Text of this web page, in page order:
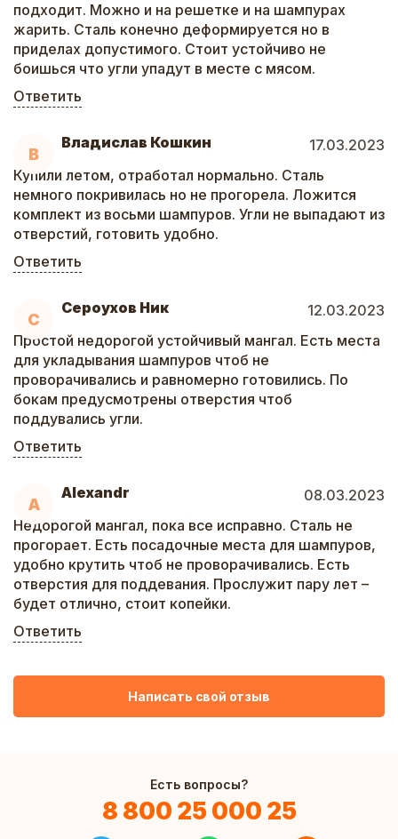
подходит. Можно и на решетке и на шампурах
жарить. Сталь конечно деформируется но в
приделах допустимого. Стоит устойчиво не
боишься что угли упадут в месте с мясом.
Ответить
В
Владислав Кошкин
17.03.2023
Купили летом, отработал нормально. Сталь
немного покривилась но не прогорела. Ложится
комплект из восьми шампуров. Угли не выпадают из
отверстий, готовить удобно.
Ответить
С
Сероухов Ник
12.03.2023
Простой недорогой устойчивый мангал. Есть места
для укладывания шампуров чтоб не
проворачивались и равномерно готовились. По
бокам предусмотрены отверстия чтоб
поддувались угли.
Ответить
A
Alexandr
08.03.2023
Недорогой мангал, пока все исправно. Сталь не
прогорает. Есть посадочные места для шампуров,
удобно крутить чтоб не проворачивались. Есть
отверстия для поддевания. Прослужит пару лет –
будет отлично, стоит копейки.
Ответить
Написать свой отзыв
Есть вопросы?
8 800 25 000 25